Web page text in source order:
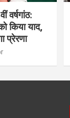
वर्षगांठ:
किया याद,
प्रेरणा